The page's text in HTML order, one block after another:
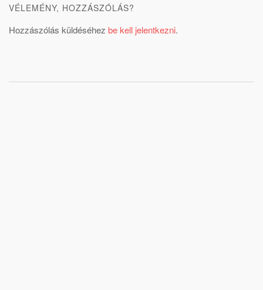
VÉLEMÉNY, HOZZÁSZÓLÁS?
Hozzászólás küldéséhez be kell jelentkezni.